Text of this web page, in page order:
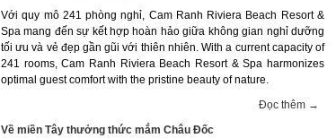
Với quy mô 241 phòng nghỉ, Cam Ranh Riviera Beach Resort &
Spa mang đến sự kết hợp hoàn hảo giữa không gian nghỉ dưỡng
tối ưu và vẻ đẹp gần gũi với thiên nhiên. With a current capacity of
241 rooms, Cam Ranh Riviera Beach Resort & Spa harmonizes
optimal guest comfort with the pristine beauty of nature.
Đọc thêm →
Về miền Tây thưởng thức mắm Châu Đốc